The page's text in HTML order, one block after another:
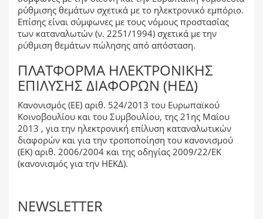
ρύθμισης θεμάτων σχετικά με το ηλεκτρονικό εμπόριο.
Επίσης είναι σύμφωνες με τους νόμους προστασίας
των καταναλωτών (ν. 2251/1994) σχετικά με την
ρύθμιση θεμάτων πώλησης από απόσταση.
ΠΛΑΤΦΌΡΜΑ ΗΛΕΚΤΡΟΝΙΚΉΣ
ΕΠΊΛΥΣΗΣ ΔΙΑΦΟΡΏΝ (ΗΕΔ)
Κανονισμός (ΕΕ) αριθ. 524/2013 του Ευρωπαϊκού
Κοινοβουλίου και του Συμβουλίου, της 21ης Μαΐου
2013 , για την ηλεκτρονική επίλυση καταναλωτικών
διαφορών και για την τροποποίηση του κανονισμού
(ΕΚ) αριθ. 2006/2004 και της οδηγίας 2009/22/ΕΚ
(κανονισμός για την ΗΕΚΔ).
NEWSLETTER